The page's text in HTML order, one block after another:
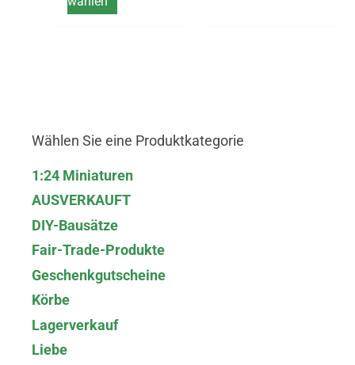
Wählen Sie eine Produktkategorie
1:24 Miniaturen
AUSVERKAUFT
DIY-Bausätze
Fair-Trade-Produkte
Geschenkgutscheine
Körbe
Lagerverkauf
Liebe